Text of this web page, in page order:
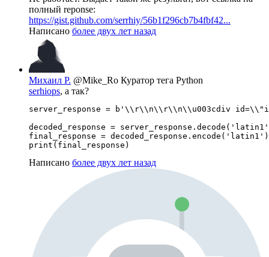
полный reponse:
https://gist.github.com/serrhiy/56b1f296cb7b4fbf42...
Написано более двух лет назад
Михаил Р. @Mike_Ro Куратор тега Python
serhiops, а так?
server_response = b'\\r\\n\\r\\n\\u003cdiv
decoded_response =
final_response =
print(final_response)
Написано более двух лет назад